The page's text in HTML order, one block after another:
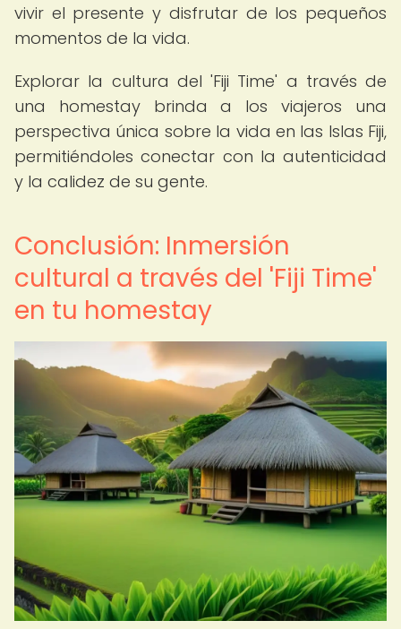
vivir el presente y disfrutar de los pequeños
momentos de la vida.
Explorar la cultura del 'Fiji Time' a través de
una homestay brinda a los viajeros una
perspectiva única sobre la vida en las Islas Fiji,
permitiéndoles conectar con la autenticidad
y la calidez de su gente.
Conclusión: Inmersión
cultural a través del 'Fiji Time'
en tu homestay